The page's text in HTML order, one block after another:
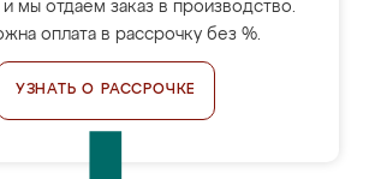
и мы отдаём заказ в производство.
оплата в рассрочку без %.
УЗНАТЬ О РАССРОЧКЕ